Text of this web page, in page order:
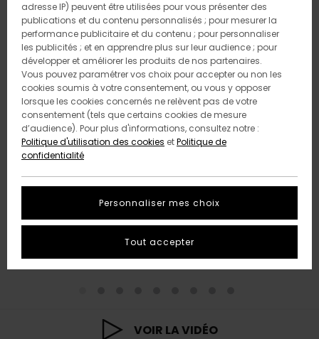
VOIR LA VIDÉO
adresse IP) peuvent être utilisées pour vous présenter des
publications et du contenu personnalisés ; pour mesurer la
performance publicitaire et du contenu ; pour personnaliser
les publicités ; et en apprendre plus sur leur audience ; pour
développer et améliorer les produits de nos partenaires.
Vous pouvez paramétrer vos choix pour accepter ou non les
cookies soumis à votre consentement, ou vous y opposer
lorsque les cookies concernés ne relèvent pas de votre
consentement (tels que certains cookies de mesure
d’audience). Pour plus d'informations, consultez notre :
Politique d'utilisation des cookies etPolitique de
confidentialité
Personnaliser mes choix
Tout accepter